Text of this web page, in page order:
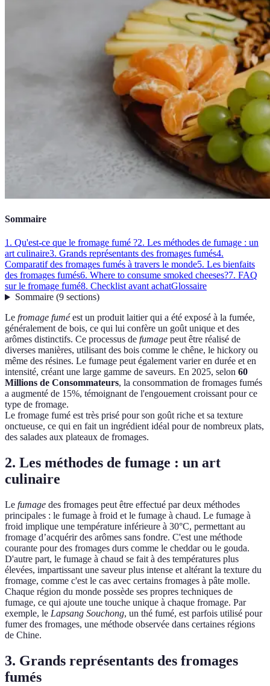
Sommaire
1. Qu'est-ce que le fromage fumé ?2. Les méthodes de fumage : un
art culinaire3. Grands représentants des fromages fumés4.
Comparatif des fromages fumés à travers le monde5. Les bienfaits
des fromages fumés6. Where to consume smoked cheeses?7. FAQ
sur le fromage fumé8. Checklist avant achatGlossaire
Sommaire(9 sections)
Le fromage fuméest un produit laitier qui a été exposé à la fumée,
généralement de bois, ce qui lui confère un goût unique et des
arômes distinctifs. Ce processus de fumage peut être réalisé de
diverses manières, utilisant des bois comme le chêne, le hickory ou
même des résines. Le fumage peut également varier en durée et en
intensité, créant une large gamme de saveurs. En 2025, selon 60
Millions de Consommateurs, la consommation de fromages fumés
a augmenté de 15%, témoignant de l'engouement croissant pour ce
type de fromage.
Le fromage fumé est très prisé pour son goût riche et sa texture
onctueuse, ce qui en fait un ingrédient idéal pour de nombreux plats,
des salades aux plateaux de fromages.
2. Les méthodes de fumage : un art
culinaire
Le fumage des fromages peut être effectué par deux méthodes
principales : le fumage à froid et le fumage à chaud. Le fumage à
froid implique une température inférieure à 30°C, permettant au
fromage d’acquérir des arômes sans fondre. C'est une méthode
courante pour des fromages durs comme le cheddar ou le gouda.
D'autre part, le fumage à chaud se fait à des températures plus
élevées, impartissant une saveur plus intense et altérant la texture du
fromage, comme c'est le cas avec certains fromages à pâte molle.
Chaque région du monde possède ses propres techniques de
fumage, ce qui ajoute une touche unique à chaque fromage. Par
exemple, le Lapsang Souchong, un thé fumé, est parfois utilisé pour
fumer des fromages, une méthode observée dans certaines régions
de Chine.
3. Grands représentants des fromages
fumés